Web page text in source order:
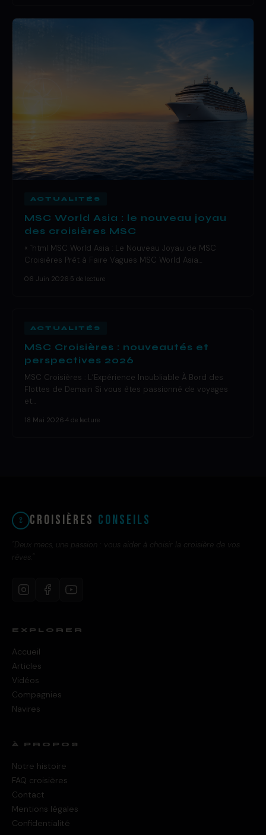
ACTUALITÉS
MSC World Asia : le nouveau joyau
des croisières MSC
« `html MSC World Asia : Le Nouveau Joyau de MSC
Croisières Prêt à Faire Vagues MSC World Asia…
06 Juin 2026 5 de lecture
ACTUALITÉS
MSC Croisières : nouveautés et
perspectives 2026
MSC Croisières : L’Expérience Inoubliable À Bord des
Flottes de Demain Si vous êtes passionné de voyages
et…
18 Mai 2026 4 de lecture
Croisières Conseils
"Deux mecs, une passion : vous aider à choisir la croisière de vos
rêves."
EXPLORER
Accueil
Articles
Vidéos
Compagnies
Navires
À PROPOS
Notre histoire
FAQ croisières
Contact
Mentions légales
Confidentialité